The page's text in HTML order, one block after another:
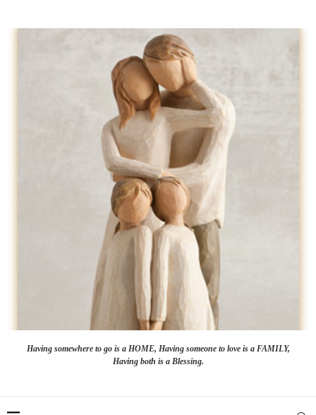
Having somewhere to go is a HOME, Having someone to love is a FAMILY,
Having both is a Blessing.